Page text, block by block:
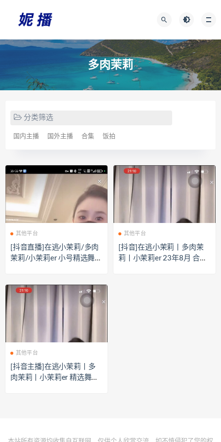
多肉茉莉
分类筛选
国内主播 国外主播 合集 饭拍
其他平台
[抖音直播]在逃小茉莉/多肉
茉莉/小茉莉er 小号精选舞蹈
其他平台
[抖音]在逃小茉莉丨多肉茉
莉丨小茉莉er 23年8月 合集
其他平台
[抖音主播]在逃小茉莉丨多
肉茉莉丨小茉莉er 精选舞蹈